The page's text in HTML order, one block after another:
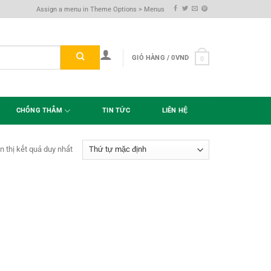
Assign a menu in Theme Options > Menus
GIỎ HÀNG /0VND 0
CHỐNG THẤM TIN TỨC LIÊN HỆ
thị kết quả duy nhất